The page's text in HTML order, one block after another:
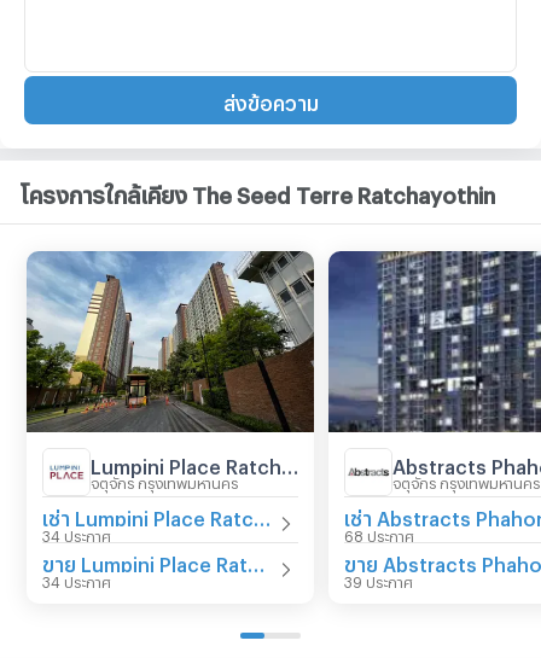
ส่งข้อความ
โครงการใกล้เคียง The Seed Terre Ratchayothin
จตุจักร กรุงเทพมหานคร
34 ประกาศ
34 ประกาศ
จตุจักร กรุงเทพมหานคร
68 ประกาศ
39 ประกาศ